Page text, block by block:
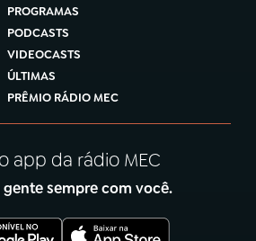
PROGRAMAS
PODCASTS
VIDEOCASTS
ÚLTIMAS
PRÊMIO RÁDIO MEC
app da rádio MEC
gente sempre com você.